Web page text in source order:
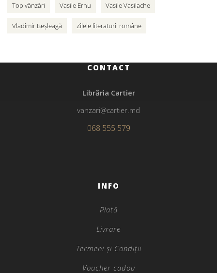
Top vânzări Vasile Ernu Vasile Vasilache
Vladimir Beșleagă Zilele literaturii române
CONTACT
Librăria Cartier
vanzari@cartier.md
068 555 579
INFO
Plată
Livrare
Termeni și Condiții
Voucher cadou